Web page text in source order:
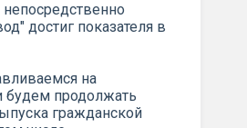
непосредственно
достиг показателя в
на
будем продолжать
гражданской